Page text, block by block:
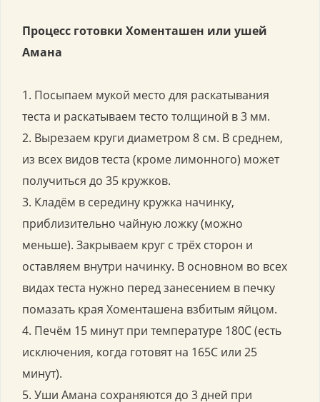
Процесс готовки Хоменташен или ушей
Амана
1. Посыпаем мукой место для раскатывания
теста и раскатываем тесто толщиной в 3 мм.
2. Вырезаем круги диаметром 8 см. В среднем,
из всех видов теста (кроме лимонного) может
получиться до 35 кружков.
3. Кладём в середину кружка начинку,
приблизительно чайную ложку (можно
меньше). Закрываем круг с трёх сторон и
оставляем внутри начинку. В основном во всех
видах теста нужно перед занесением в печку
помазать края Хоменташена взбитым яйцом.
4. Печём 15 минут при температуре 180С (есть
исключения, когда готовят на 165С или 25
минут).
5. Уши Амана сохраняются до 3 дней при